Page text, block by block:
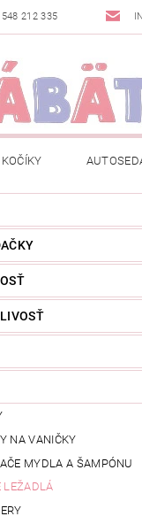
212 335
KOČÍKY
NA VANIČKY
MYDLA A ŠAMPÓNU
LEŽADLÁ